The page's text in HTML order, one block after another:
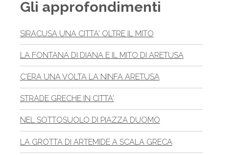
Gli approfondimenti
SIRACUSA UNA CITTA' OLTRE IL MITO
LA FONTANA DI DIANA E IL MITO DI ARETUSA
C'ERA UNA VOLTA LA NINFA ARETUSA
STRADE GRECHE IN CITTA'
NEL SOTTOSUOLO DI PIAZZA DUOMO
LA GROTTA DI ARTEMIDE A SCALA GRECA